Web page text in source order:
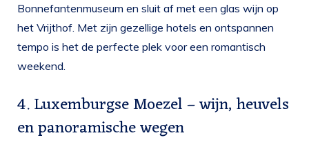
Bonnefantenmuseum en sluit af met een glas wijn op
het Vrijthof. Met zijn gezellige hotels en ontspannen
tempo is het de perfecte plek voor een romantisch
weekend.
4. Luxemburgse Moezel – wijn, heuvels
en panoramische wegen